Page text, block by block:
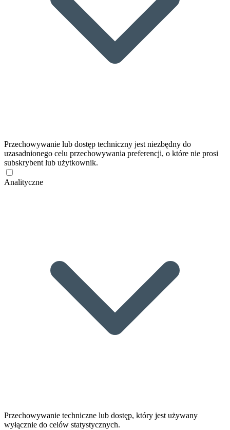
Przechowywanie lub dostęp techniczny jest niezbędny do
uzasadnionego celu przechowywania preferencji, o które nie prosi
subskrybent lub użytkownik.
Analityczne
Przechowywanie techniczne lub dostęp, który jest używany
wyłącznie do celów statystycznych.